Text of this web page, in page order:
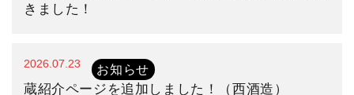
きました！
2026.07.23 お知らせ
蔵紹介ページを追加しました！（西酒造）